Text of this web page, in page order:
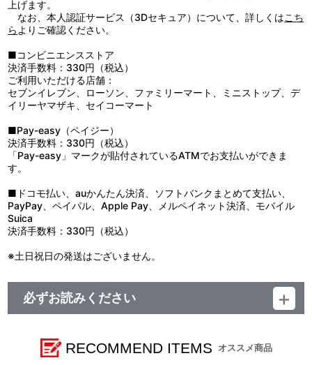
す。さらに、「ソゴル・キョウ」役の浅沼晋太郎氏と、「カミナ
ギ・リョーコ」役の花澤香菜氏、「ミサキ・シズノ」役の川澄綾子
成・関島眞頼氏、脚本・高山カツヒコ氏によるスタッフ鼎談が掲載
された、ファン垂涎の決定版アイテムとなっています。
また、監督・下田正美氏監修のもと、脚本・高山カツヒコ氏によ
る、新規録り下ろしドラマCDも付属！
浅沼晋太郎、花澤香菜、川澄綾子 ほか
【使用上の注意】
●本来の用途以外で使用しないでください。
●火気や高温のものに近づけないでください。
●高温多湿、直射日光の当たる場所での保管はお避けください。
●商品に記載の取扱方法をよく読み、正しくご使用ください。
上げます。
なお、本人認証サービス（3Dセキュア）について、詳しくはこち
ら よりご確認ください。
■コンビニエンスストア
決済手数料：330円（税込）
ご利用いただける店舗：
セブンイレブン、ローソン、ファミリーマート、ミニストップ、デ
イリーヤマザキ、セイコーマート
■Pay-easy（ペイジー）
決済手数料：330円（税込）
「Pay-easy」マークが貼付されているATMでお支払いができま
す。
■ドコモ払い、auかんたん決済、ソフトバンクまとめて支払い、
PayPay、ペイパル、Apple Pay、メルペイネット決済、モバイル
Suica
決済手数料：330円（税込）
※土日祝日の発送はございません。
必ずお読みください
■注文受付期間：2024年8月30日（金）12:00 ～ 2025年1月5日
（日）23:59
RECOMMEND ITEMS オススメ商品